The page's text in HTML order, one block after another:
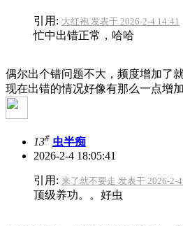
引用: 大红袍 发表于 2026-2-4 14:41
忙中出错正常，哈哈
偶尔出个错问题不大，频度增加了
现在出错的情况好像有那么一点增
13# 虫半痴
2026-2-4 18:05:41
引用: 来了就不要走 发表于 2026-2-
顶级养功。。好虫